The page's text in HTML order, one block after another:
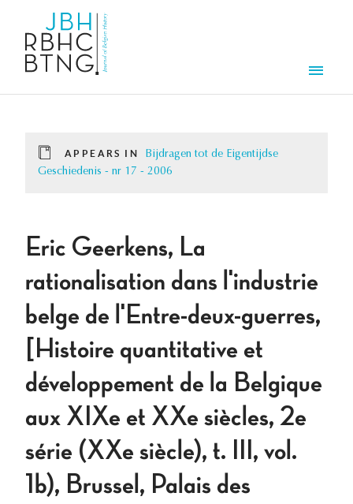
APPEARS IN
Bijdragen tot de Eigentijdse
Geschiedenis - nr 17 - 2006
Eric Geerkens, La
rationalisation dans l'industrie
belge de l'Entre-deux-guerres,
[Histoire quantitative et
développement de la Belgique
aux XIXe et XXe siècles, 2e
série (XXe siècle), t. III, vol.
1b), Brussel, Palais des